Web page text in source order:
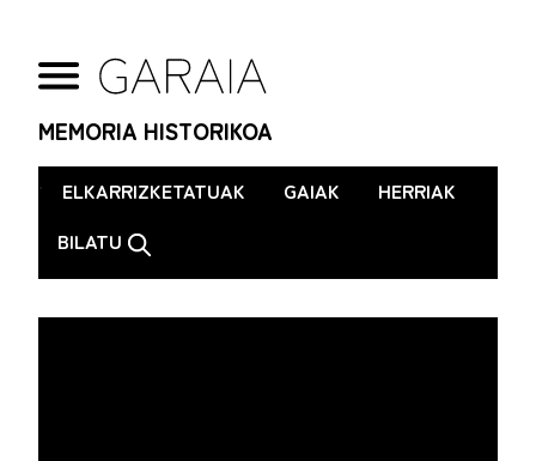
MEMORIA HISTORIKOA
. ELKARRIZKETATUAK GAIAK
HERRIAK
BILATU